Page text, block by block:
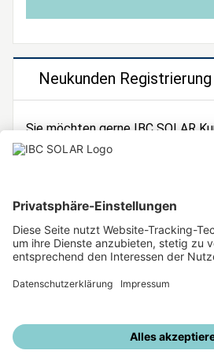
Neukunden Registrierung
Sie möchten gerne IBC SOLAR
Dann registrieren Sie sich jetzt!
Unsere weiteren
IBC SOLAR Webseite